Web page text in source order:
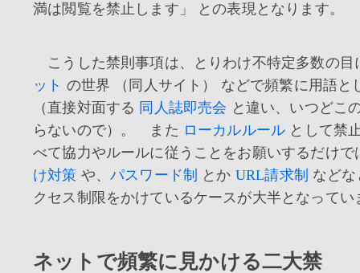
満は閲覧を禁止します」 との表現となります。
こうした禁則事項は、とりわけ不特定多数の
ット の世界 （同人サイト） などで頻繁に用語と
（直接対面する 同人誌即売会 と違い、いつどこ
らないので）。 また ローカルルール として禁
べて協力やルールに従うことをお願いするだけで
け対策 や、パスワード制 とか URL請求制 など
クセス制限をかけているケースが大半となってい
ネットで頻繁に見かける二大禁